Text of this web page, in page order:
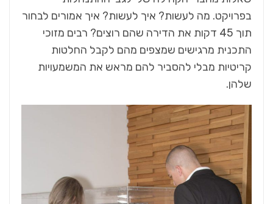
בפרויקט. מה לעשות? איך לעשות? איך אמורים לבחור
תוך 45 דקות את הדירה שהם רוצים? רבים מזוכי
התכנית מרגישים שמצפים מהם לקבל החלטות
קריטיות מבלי להסביר להם מראש את המשמעויות
שלהן.